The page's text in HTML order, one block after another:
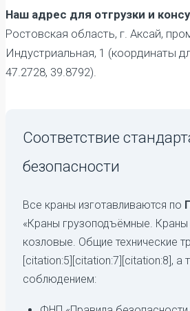
Наш адрес для отгрузки и
Ростовская область, г. Аксай,
Индустриальная, 1 (координаты
47.2728, 39.8792).
Соответствие
безопасности
Все краны изготавливаются по
«Краны грузоподъёмные.
козловые. Общие технические
[citation:5][citation:7][citation:8], а
соблюдением: